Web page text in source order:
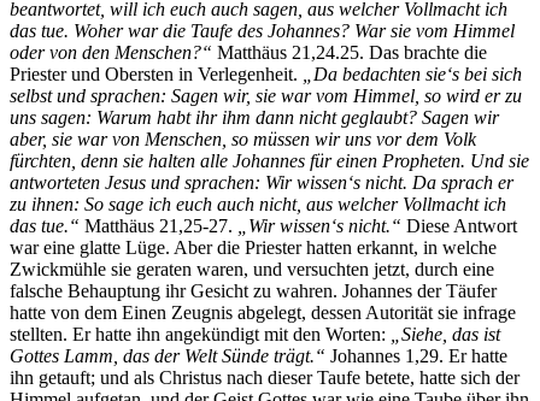
beantwortet, will ich euch auch sagen, aus welcher Vollmacht ich
das tue. Woher war die Taufe des Johannes? War sie vom Himmel
oder von den Menschen?“ Matthäus 21,24.25. Das brachte die
Priester und Obersten in Verlegenheit.
„Da bedachten sie‘s bei sich
selbst und sprachen: Sagen wir, sie war vom Himmel, so wird er zu
uns sagen: Warum habt ihr ihm dann nicht geglaubt? Sagen wir
aber, sie war von Menschen, so müssen wir uns vor dem Volk
fürchten, denn sie halten alle Johannes für einen Propheten. Und sie
antworteten Jesus und sprachen: Wir wissen‘s nicht. Da sprach er
zu ihnen: So sage ich euch auch nicht, aus welcher Vollmacht ich
das tue.“ Matthäus 21,25-27. „Wir wissen‘s nicht.“ Diese Antwort
war eine glatte Lüge. Aber die Priester hatten erkannt, in welche
Zwickmühle sie geraten waren, und versuchten jetzt, durch eine
falsche Behauptung ihr Gesicht zu wahren. Johannes der Täufer
hatte von dem Einen Zeugnis abgelegt, dessen Autorität sie infrage
stellten. Er hatte ihn angekündigt mit den Worten:
„Siehe, das ist
Gottes Lamm, das der Welt Sünde trägt.“ Johannes 1,29. Er hatte
ihn getauft; und als Christus nach dieser Taufe betete, hatte sich der